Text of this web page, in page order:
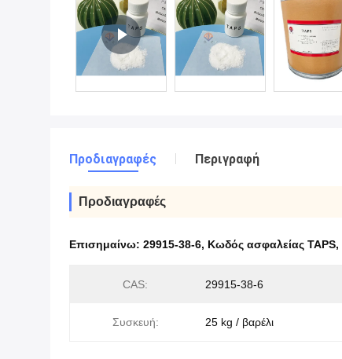
Προδιαγραφές Περιγραφή
Προδιαγραφές
Επισημαίνω: 29915-38-6, Κωδός ασφαλείας TAPS,
CAS: 29915-38-6
Συσκευή: 25 kg / βαρέλι